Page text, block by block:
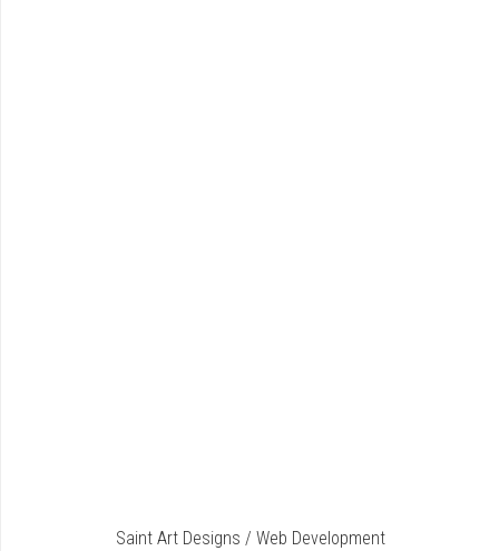
Saint Art Designs / Web Development